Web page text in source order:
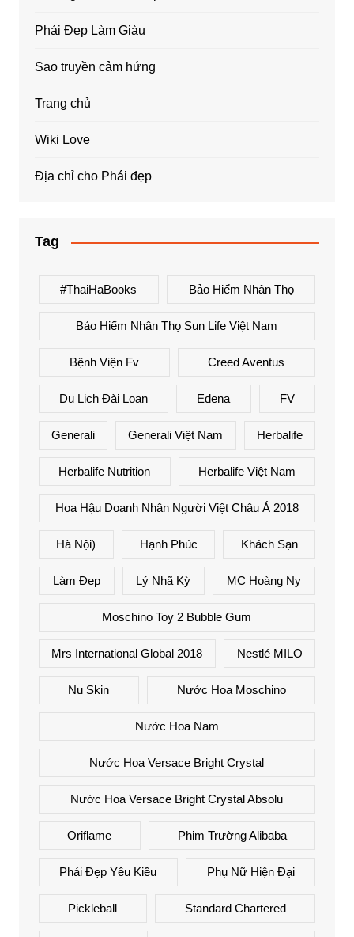
Phái Đẹp Làm Giàu
Sao truyền cảm hứng
Trang chủ
Wiki Love
Địa chỉ cho Phái đẹp
Tag
#ThaiHaBooks Bảo Hiểm Nhân Thọ
Bảo Hiểm Nhân Thọ Sun Life Việt Nam
Bệnh Viện Fv Creed Aventus
Du Lịch Đài Loan Edena FV
Generali Generali Việt Nam Herbalife
Herbalife Nutrition Herbalife Việt Nam
Hoa Hậu Doanh Nhân Người Việt Châu Á 2018
Hà Nội) Hạnh Phúc Khách Sạn
Làm Đẹp Lý Nhã Kỳ MC Hoàng Ny
Moschino Toy 2 Bubble Gum
Mrs International Global 2018 Nestlé MILO
Nu Skin Nước Hoa Moschino
Nước Hoa Nam
Nước Hoa Versace Bright Crystal
Nước Hoa Versace Bright Crystal Absolu
Oriflame Phim Trường Alibaba
Phái Đẹp Yêu Kiều Phụ Nữ Hiện Đại
Pickleball Standard Chartered